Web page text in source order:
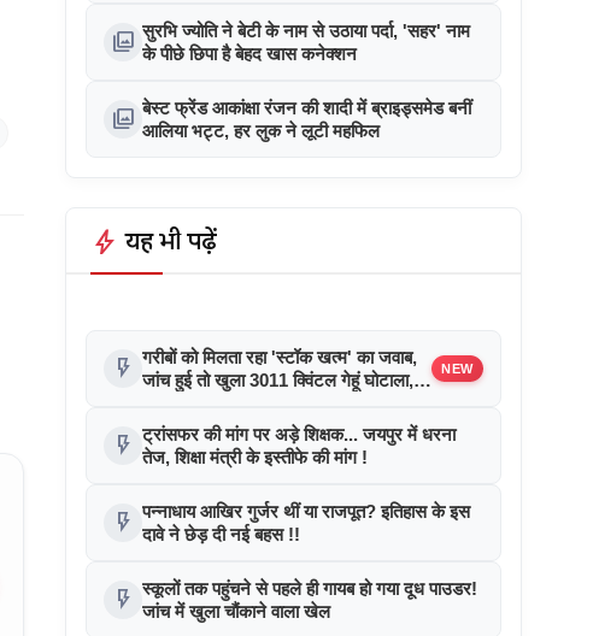
photo_library सुरभि ज्योति ने बेटी के नाम से उठाया पर्दा, 'सहर' नाम
के पीछे छिपा है बेहद खास कनेक्शन
photo_library बेस्ट फ्रेंड आकांक्षा रंजन की शादी में ब्राइड्समेड बनीं
आलिया भट्ट, हर लुक ने लूटी महफिल
bolt यह भी पढ़ें
flash_on गरीबों को मिलता रहा 'स्टॉक खत्म' का जवाब,
जांच हुई तो खुला 3011 क्विंटल गेहूं घोटाला, 7
NEW
flash_on ट्रांसफर की मांग पर अड़े शिक्षक... जयपुर में धरना
तेज, शिक्षा मंत्री के इस्तीफे की मांग !
flash_on पन्नाधाय आखिर गुर्जर थीं या राजपूत? इतिहास के इस
दावे ने छेड़ दी नई बहस !!
flash_on स्कूलों तक पहुंचने से पहले ही गायब हो गया दूध पाउडर!
जांच में खुला चौंकाने वाला खेल